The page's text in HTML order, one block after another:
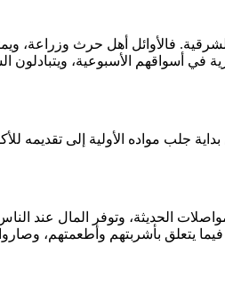
فالأوائل أهل حرث وزراعة،
في أسواقهم الأسبوعية، ويتبادلون
الحديثة، وتوفر المال عند
يتعلق بأشربتهم وأطعمتهم،